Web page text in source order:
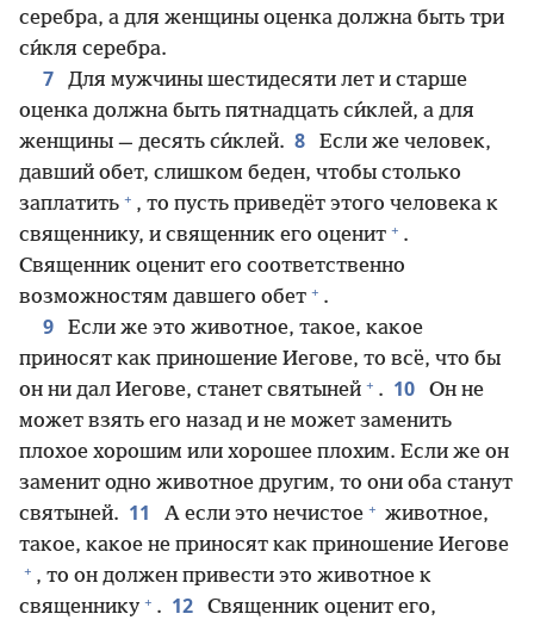
серебра, а для женщины оценка должна быть три
си́кля серебра.
7
Для мужчины шестидесяти лет и старше
оценка должна быть пятнадцать си́клей, а для
женщины — десять си́клей. 8
Если же человек,
давший обет, слишком беден, чтобы столько
заплатить + , то пусть приведёт этого человека к
священнику, и священник его оценит + .
Священник оценит его соответственно
возможностям давшего обет + .
9
Если же это животное, такое, какое
приносят как приношение Иегове, то всё, что бы
он ни дал Иегове, станет святыней + . 10
Он не
может взять его назад и не может заменить
плохое хорошим или хорошее плохим. Если же он
заменит одно животное другим, то они оба станут
святыней. 11 А если это нечистое + животное,
такое, какое не приносят как приношение Иегове
+ , то он должен привести это животное к
священнику + . 12
Священник оценит его,